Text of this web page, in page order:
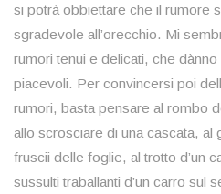
si potrà obbiettare che il rumore
sgradevole all’orecchio. Mi
rumori tenui e delicati, che
piacevoli. Per convincersi poi
rumori, basta pensare al rombo
allo scrosciare di una cascata, al
fruscii delle foglie, al trotto d’un
sussulti traballanti d’un carro sul